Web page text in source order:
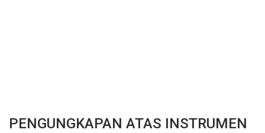
PENGUNGKAPAN ATAS INSTRUMEN